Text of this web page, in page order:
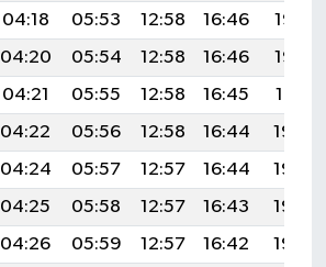
04:18 05:53 12:58 16:46
19:53
04:20 05:54 12:58 16:46
19:52
04:21 05:55 12:58 16:45
19:51
04:22 05:56 12:58 16:44
19:49
04:24 05:57 12:57 16:44
19:48
04:25 05:58 12:57 16:43
19:46
04:26 05:59 12:57 16:42
19:45